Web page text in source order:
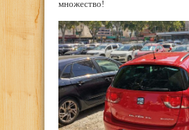
множество!